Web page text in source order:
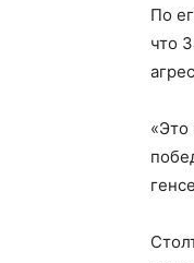
По
что
«Это